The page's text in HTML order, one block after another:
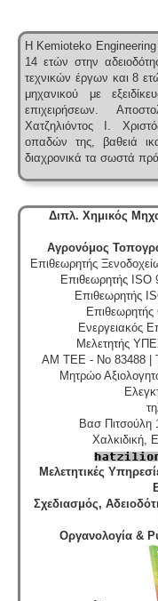
Η Kemioteko Engineering
14 ετών στην
τεχνικών έργων και 8
μηχανικού με
επιχειρήσεων.
Χατζηλιόντος Ι.
οπαδών της, βαθειά
διαχρονικά τα σωστά
Διπλ. Χημικός
Αγρονόμος
Επιθεωρητής
Επιθεωρητής ISO
Επιθεωρητής
Ενεργειακός
Μελετητής
ΑΜ ΤΕΕ - No 83488 |
Μητρώο
Βασ Πιτσούλη
Χαλκιδική,
Μελετητικές
Σχεδιασμός,
Οργανολογία &